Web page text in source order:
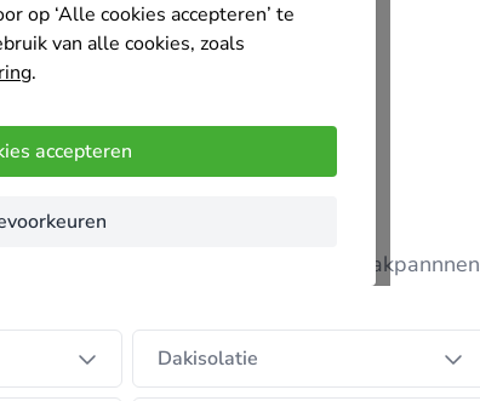
op ‘Alle cookies accepteren’ te
van alle cookies, zoals
.
accepteren
bitumen, pvc, epdm, zinkwerk, en dakpannnen
Dakisolatie